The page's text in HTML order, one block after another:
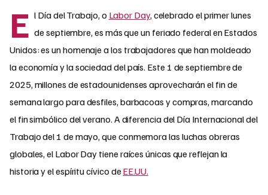
E l Día del Trabajo, o Labor Day, celebrado el primer lunes
de septiembre, es más que un feriado federal en Estados
Unidos: es un homenaje a los trabajadores que han moldeado
la economía y la sociedad del país. Este 1 de septiembre de
2025, millones de estadounidenses aprovecharán el fin de
semana largo para desfiles, barbacoas y compras, marcando
el fin simbólico del verano. A diferencia del Día Internacional del
Trabajo del 1 de mayo, que conmemora las luchas obreras
globales, el Labor Day tiene raíces únicas que reflejan la
historia y el espíritu cívico de EE.UU.